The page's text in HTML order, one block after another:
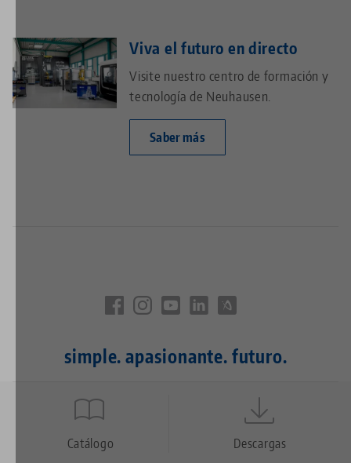
Viva el futuro en directo
Visite nuestro centro de formación y
tecnología de Neuhausen.
Saber más
simple. apasionante. futuro.
Quicklinks
FooterCatálogo Descargas